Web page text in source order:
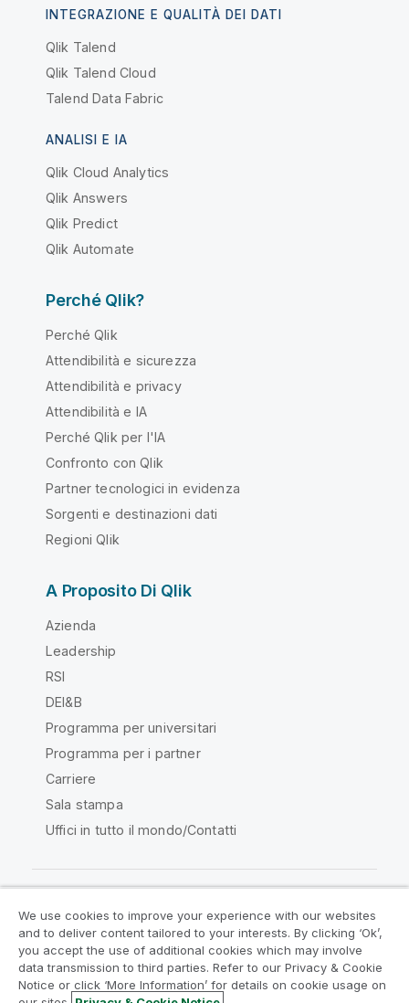
INTEGRAZIONE E QUALITÀ DEI DATI
Qlik Talend
Qlik Talend Cloud
Talend Data Fabric
ANALISI E IA
Qlik Cloud Analytics
Qlik Answers
Qlik Predict
Qlik Automate
Perché Qlik?
Perché Qlik
Attendibilità e sicurezza
Attendibilità e privacy
Attendibilità e IA
Perché Qlik per l'IA
Confronto con Qlik
Partner tecnologici in evidenza
Sorgenti e destinazioni dati
Regioni Qlik
A Proposito Di Qlik
Azienda
Leadership
RSI
DEI&B
Programma per universitari
Programma per i partner
Carriere
Sala stampa
Uffici in tutto il mondo/Contatti
Qlik Community
Contratti
Termini del prodotto
Legal Policies
Note Legali
We use cookies to improve your experience with our websites
and to deliver content tailored to your interests. By clicking ‘Ok’,
you accept the use of additional cookies which may involve
data transmission to third parties. Refer to our Privacy & Cookie
Notice or click ‘More Information’ for details on cookie usage on